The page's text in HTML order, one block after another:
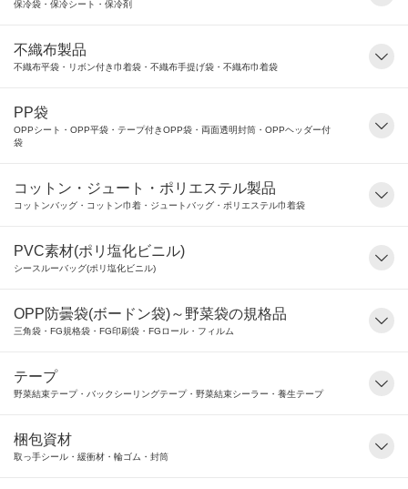
保冷袋・保冷シート・保冷剤
不織布製品
不織布平袋・リボン付き巾着袋・不織布手提げ袋・不織布巾着袋
PP袋
OPPシート・OPP平袋・テープ付きOPP袋・両面透明封筒・OPPヘッダー付
袋
コットン・ジュート・ポリエステル製品
コットンバッグ・コットン巾着・ジュートバッグ・ポリエステル巾着袋
PVC素材(ポリ塩化ビニル)
シースルーバッグ(ポリ塩化ビニル)
OPP防曇袋(ボードン袋)～野菜袋の規格品
三角袋・FG規格袋・FG印刷袋・FGロール・フィルム
テープ
野菜結束テープ・バックシーリングテープ・野菜結束シーラー・養生テープ
梱包資材
取っ手シール・緩衝材・輪ゴム・封筒